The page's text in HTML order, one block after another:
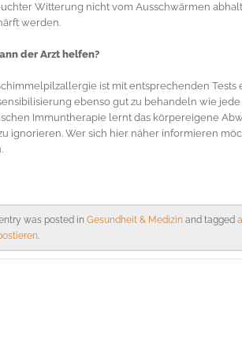
Witterung nicht vom Ausschwärmen
werden.
der Arzt helfen?
ist mit entsprechenden
ebenso gut zu behandeln wie
Immuntherapie lernt das körpereigene
ignorieren. Wer sich hier näher informieren
was posted in Gesundheit & Medizin and tagged
.